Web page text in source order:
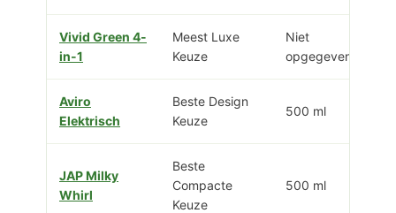
Vivid Green 4-
in-1
Meest Luxe
Keuze
Niet
opgegeven
Aviro
Elektrisch
Beste Design
Keuze
500 ml
JAP Milky
Whirl
Beste
Compacte
Keuze
500 ml